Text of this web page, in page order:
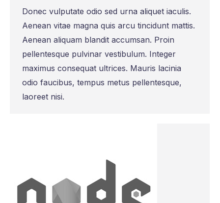
Donec vulputate odio sed urna aliquet iaculis.
Aenean vitae magna quis arcu tincidunt mattis.
Aenean aliquam blandit accumsan. Proin
pellentesque pulvinar vestibulum. Integer
maximus consequat ultrices. Mauris lacinia
odio faucibus, tempus metus pellentesque,
laoreet nisi.